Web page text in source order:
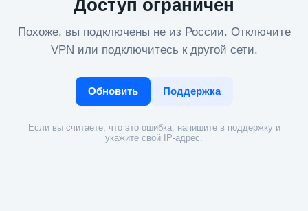
Доступ ограничен
Похоже, вы подключены не из России. Отключите
VPN или подключитесь к другой сети.
Обновить Поддержка
Если вы считаете, что это ошибка, напишите в поддержку и
укажите свой IP-адрес.